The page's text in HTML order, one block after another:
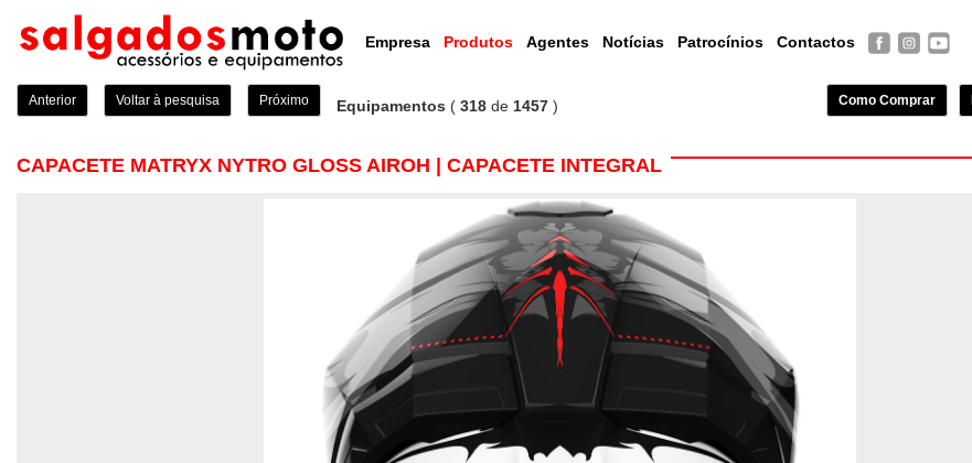
Empresa Produtos Agentes Notícias Patrocínios Contactos
Anterior Voltar à pesquisa Próximo Equipamentos ( 318 de 1457 ) Como Comprar
CAPACETE MATRYX NYTRO GLOSS AIROH | CAPACETE INTEGRAL